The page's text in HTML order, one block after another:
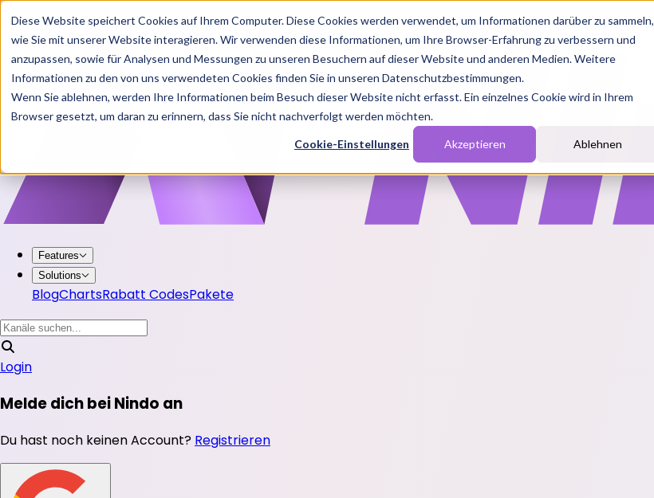
Diese Website speichert Cookies auf Ihrem Computer. Diese Cookies werden verwendet, um Informationen darüber zu sammeln,
wie Sie mit unserer Website interagieren. Wir verwenden diese Informationen, um Ihre Browser-Erfahrung zu verbessern und
anzupassen, sowie für Analysen und Messungen zu unseren Besuchern auf dieser Website und anderen Medien. Weitere
Informationen zu den von uns verwendeten Cookies finden Sie in unseren Datenschutzbestimmungen.
Wenn Sie ablehnen, werden Ihre Informationen beim Besuch dieser Website nicht erfasst. Ein einzelnes Cookie wird in Ihrem
Browser gesetzt, um daran zu erinnern, dass Sie nicht nachverfolgt werden möchten.
Cookie-Einstellungen Akzeptieren Ablehnen
Features
Solutions
BlogChartsRabatt CodesPakete
Login
Melde dich bei Nindo an
Du hast noch keinen Account? Registrieren